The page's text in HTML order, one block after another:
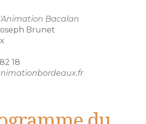
Bacalan
Brunet
18